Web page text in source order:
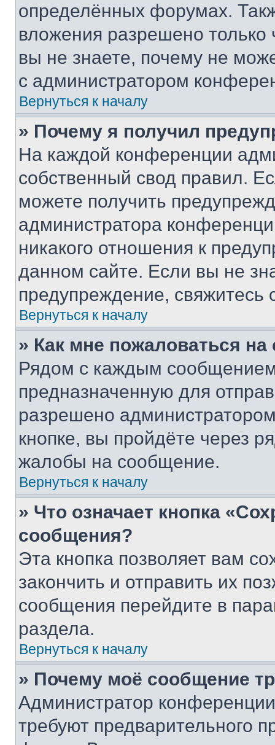
определённых форумах.
вложения разрешено
вы не знаете, почему не
с администратором
Вернуться к началу
» Почему я получил
На каждой конференции
собственный свод правил.
можете получить
администратора
никакого отношения к
данном сайте. Если вы не
предупреждение,
Вернуться к началу
» Как мне пожаловаться
Рядом с каждым сообщением
предназначенную для
разрешено
кнопке, вы пройдёте через
жалобы на сообщение.
Вернуться к началу
» Что означает кнопка
сообщения?
Эта кнопка позволяет вам
закончить и отправить их
сообщения перейдите в
раздела.
Вернуться к началу
» Почему моё сообщение
Администратор
требуют предварительного